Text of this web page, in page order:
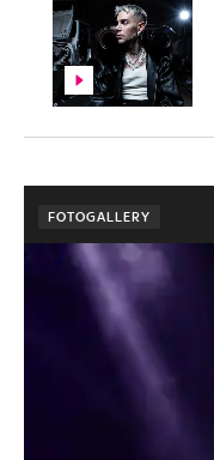
FOTOGALLERY